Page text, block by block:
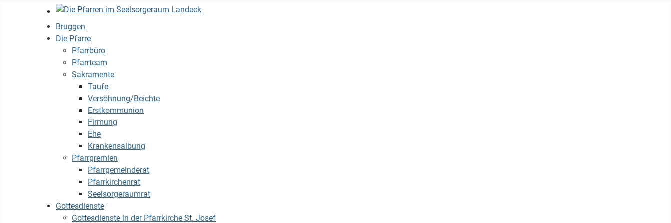
Bruggen
Die Pfarre
Pfarrbüro
Pfarrteam
Sakramente
Taufe
Versöhnung/Beichte
Erstkommunion
Firmung
Ehe
Krankensalbung
Pfarrgremien
Pfarrgemeinderat
Pfarrkirchenrat
Seelsorgeraumrat
Gottesdienste
Gottesdienste in der Pfarrkirche St. Josef